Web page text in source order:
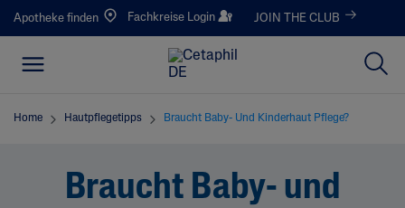
Apotheke finden Fachkreise Login JOIN THE CLUB
Home Hautpflegetipps Braucht Baby- Und Kinderhaut Pflege?
Braucht Baby- und